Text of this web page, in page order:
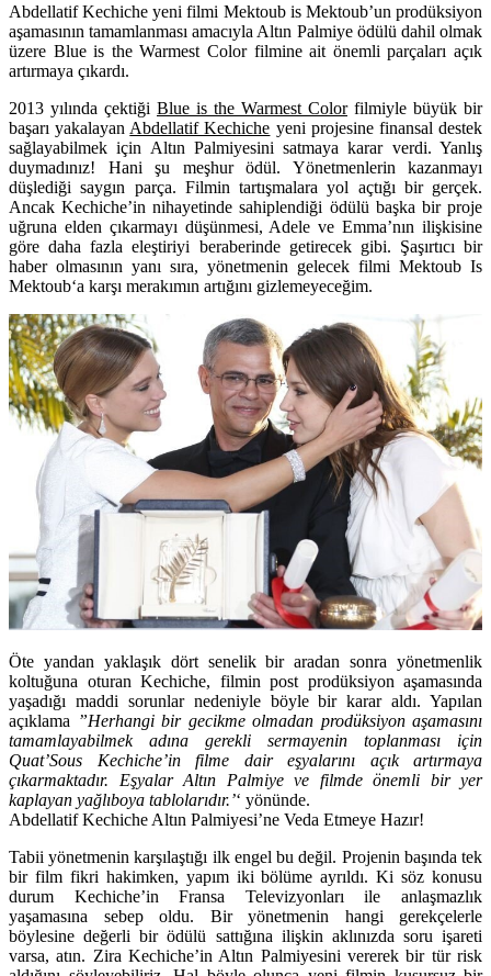
Abdellatif Kechiche yeni filmi Mektoub is Mektoub’un prodüksiyon
aşamasının tamamlanması amacıyla Altın Palmiye ödülü dahil olmak
üzere Blue is the Warmest Color filmine ait önemli parçaları açık
artırmaya çıkardı.
2013 yılında çektiği Blue is the Warmest Colorfilmiyle büyük bir
başarı yakalayan Abdellatif Kechiche yeni projesine finansal destek
sağlayabilmek için Altın Palmiyesini satmaya karar verdi. Yanlış
duymadınız! Hani şu meşhur ödül. Yönetmenlerin kazanmayı
düşlediği saygın parça. Filmin tartışmalara yol açtığı bir gerçek.
Ancak Kechiche’in nihayetinde sahiplendiği ödülü başka bir proje
uğruna elden çıkarmayı düşünmesi, Adele ve Emma’nın ilişkisine
göre daha fazla eleştiriyi beraberinde getirecek gibi. Şaşırtıcı bir
haber olmasının yanı sıra, yönetmenin gelecek filmi Mektoub Is
Mektoub‘a karşı merakımın artığını gizlemeyeceğim.
Öte yandan yaklaşık dört senelik bir aradan sonra yönetmenlik
koltuğuna oturan Kechiche, filmin post prodüksiyon aşamasında
yaşadığı maddi sorunlar nedeniyle böyle bir karar aldı. Yapılan
açıklama ”Herhangi bir gecikme olmadan prodüksiyon aşamasını
tamamlayabilmek adına gerekli sermayenin toplanması için
Quat’Sous Kechiche’in filme dair eşyalarını açık artırmaya
çıkarmaktadır. Eşyalar Altın Palmiye ve filmde önemli bir yer
kaplayan yağlıboya tablolarıdır.’‘ yönünde.
Abdellatif Kechiche Altın Palmiyesi’ne Veda Etmeye Hazır!
Tabii yönetmenin karşılaştığı ilk engel bu değil. Projenin başında tek
bir film fikri hakimken, yapım iki bölüme ayrıldı. Ki söz konusu
durum Kechiche’in Fransa Televizyonları ile anlaşmazlık
yaşamasına sebep oldu. Bir yönetmenin hangi gerekçelerle
böylesine değerli bir ödülü sattığına ilişkin aklınızda soru işareti
varsa, atın. Zira Kechiche’in Altın Palmiyesini vererek bir tür risk